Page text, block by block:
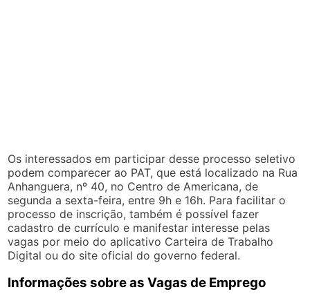
Os interessados em participar desse processo seletivo
podem comparecer ao PAT, que está localizado na Rua
Anhanguera, nº 40, no Centro de Americana, de
segunda a sexta-feira, entre 9h e 16h. Para facilitar o
processo de inscrição, também é possível fazer
cadastro de currículo e manifestar interesse pelas
vagas por meio do aplicativo Carteira de Trabalho
Digital ou do site oficial do governo federal.
Informações sobre as Vagas de Emprego